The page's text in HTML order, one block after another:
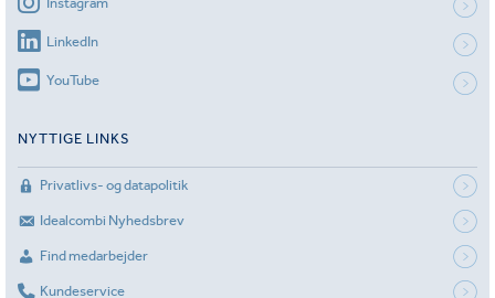
LinkedIn
YouTube
NYTTIGE LINKS
Privatlivs- og datapolitik
Idealcombi Nyhedsbrev
Find medarbejder
Kundeservice